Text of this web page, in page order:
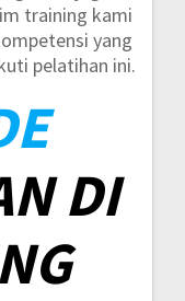
training kami
yang
pelatihan ini.
DI